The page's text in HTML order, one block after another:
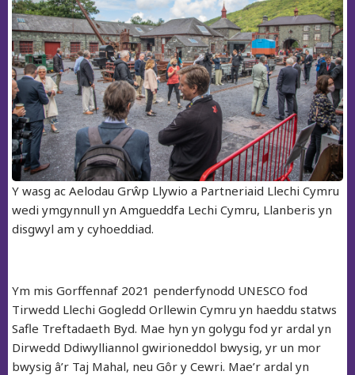
Y wasg ac Aelodau Grŵp Llywio a Partneriaid Llechi Cymru
wedi ymgynnull yn Amgueddfa Lechi Cymru, Llanberis yn
disgwyl am y cyhoeddiad.
Ym mis Gorffennaf 2021 penderfynodd UNESCO fod
Tirwedd Llechi Gogledd Orllewin Cymru yn haeddu statws
Safle Treftadaeth Byd. Mae hyn yn golygu fod yr ardal yn
Dirwedd Ddiwylliannol gwirioneddol bwysig, yr un mor
bwysig â’r Taj Mahal, neu Gôr y Cewri. Mae’r ardal yn